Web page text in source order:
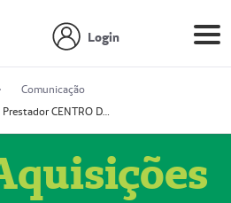
Login
Comunicação
Prestador CENTRO DE ONCOLOGIA